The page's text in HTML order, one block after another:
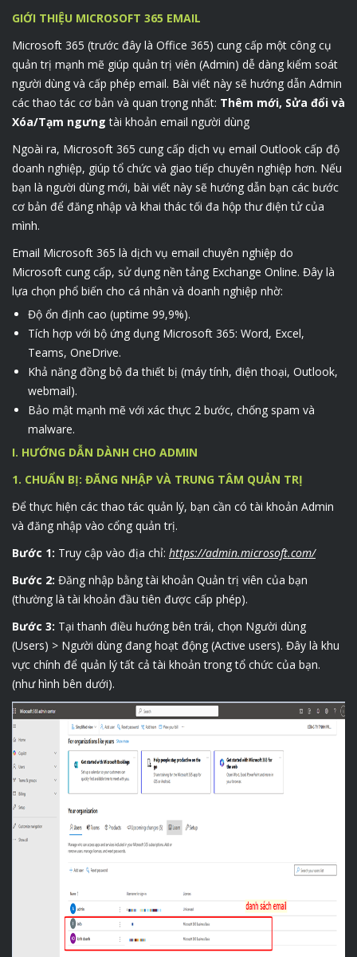
GIỚI THIỆU MICROSOFT 365 EMAIL
Microsoft 365 (trước đây là Office 365) cung cấp một công cụ
quản trị mạnh mẽ giúp quản trị viên (Admin) dễ dàng kiểm soát
người dùng và cấp phép email. Bài viết này sẽ hướng dẫn Admin
các thao tác cơ bản và quan trọng nhất: Thêm mới, Sửa đổi và
Xóa/Tạm ngưng tài khoản email người dùng
Ngoài ra, Microsoft 365 cung cấp dịch vụ email Outlook cấp độ
doanh nghiệp, giúp tổ chức và giao tiếp chuyên nghiệp hơn. Nếu
bạn là người dùng mới, bài viết này sẽ hướng dẫn bạn các bước
cơ bản để đăng nhập và khai thác tối đa hộp thư điện tử của
mình.
Email Microsoft 365 là dịch vụ email chuyên nghiệp do
Microsoft cung cấp, sử dụng nền tảng Exchange Online. Đây là
lựa chọn phổ biến cho cá nhân và doanh nghiệp nhờ:
Độ ổn định cao (uptime 99,9%).
Tích hợp với bộ ứng dụng Microsoft 365: Word, Excel,
Teams, OneDrive.
Khả năng đồng bộ đa thiết bị (máy tính, điện thoại, Outlook,
webmail).
Bảo mật mạnh mẽ với xác thực 2 bước, chống spam và
malware.
I. HƯỚNG DẪN DÀNH CHO ADMIN
1. CHUẨN BỊ: ĐĂNG NHẬP VÀ TRUNG TÂM QUẢN TRỊ
Để thực hiện các thao tác quản lý, bạn cần có tài khoản Admin
và đăng nhập vào cổng quản trị.
Bước 1: Truy cập vào địa chỉ: https://admin.microsoft.com/
Bước 2: Đăng nhập bằng tài khoản Quản trị viên của bạn
(thường là tài khoản đầu tiên được cấp phép).
Bước 3: Tại thanh điều hướng bên trái, chọn Người dùng
(Users) > Người dùng đang hoạt động (Active users). Đây là khu
vực chính để quản lý tất cả tài khoản trong tổ chức của bạn.
(như hình bên dưới).